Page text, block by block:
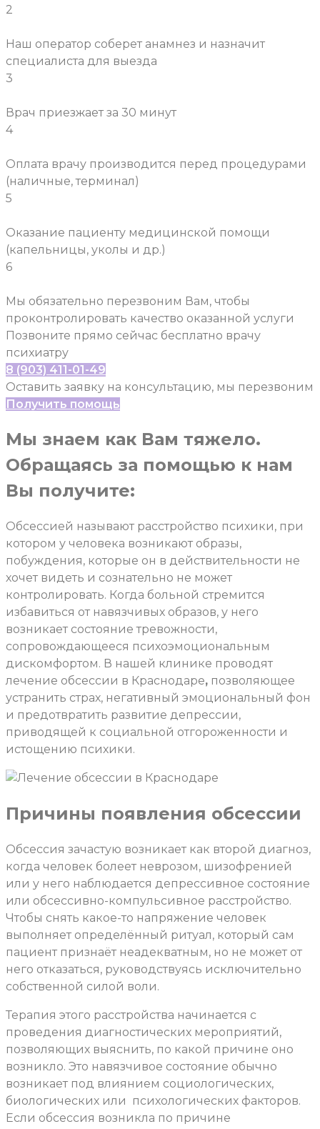
2
Наш оператор соберет анамнез и назначит
специалиста для выезда
3
Врач приезжает за 30 минут
4
Оплата врачу производится перед процедурами
(наличные, терминал)
5
Оказание пациенту медицинской помощи
(капельницы, уколы и др.)
6
Мы обязательно перезвоним Вам, чтобы
проконтролировать качество оказанной услуги
Позвоните прямо сейчас бесплатно врачу
психиатру
8 (903) 411-01-49
Оставить заявку на консультацию, мы перезвоним
Получить помощь
Мы знаем как Вам тяжело.
Обращаясь за помощью к нам
Вы получите:
Обсессией называют расстройство психики, при
котором у человека возникают образы,
побуждения, которые он в действительности не
хочет видеть и сознательно не может
контролировать. Когда больной стремится
избавиться от навязчивых образов, у него
возникает состояние тревожности,
сопровождающееся психоэмоциональным
дискомфортом. В нашей клинике проводят
лечение обсессии в Краснодаре, позволяющее
устранить страх, негативный эмоциональный фон
и предотвратить развитие депрессии,
приводящей к социальной отгороженности и
истощению психики.
Причины появления обсессии
Обсессия зачастую возникает как второй диагноз,
когда человек болеет неврозом, шизофренией
или у него наблюдается депрессивное состояние
или обсессивно-компульсивное расстройство.
Чтобы снять какое-то напряжение человек
выполняет определённый ритуал, который сам
пациент признаёт неадекватным, но не может от
него отказаться, руководствуясь исключительно
собственной силой воли.
Терапия этого расстройства начинается с
проведения диагностических мероприятий,
позволяющих выяснить, по какой причине оно
возникло. Это навязчивое состояние обычно
возникает под влиянием социологических,
биологических или
психологических факторов.
Если обсессия возникла по причине